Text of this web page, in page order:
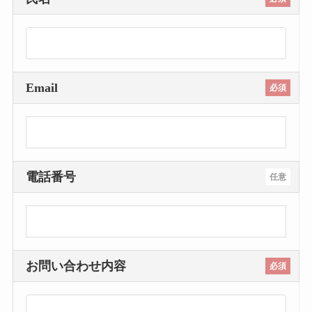
必須
Email
任意
電話番号
必須
お問い合わせ内容